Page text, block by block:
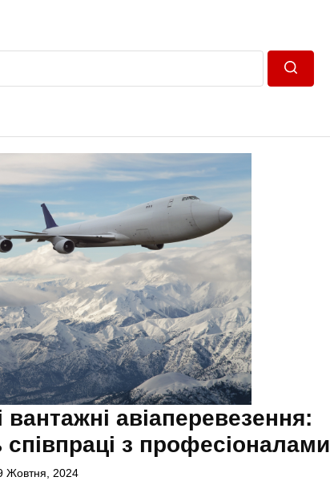
вантажні авіаперевезення:
співпраці з професіоналами
Жовтня, 2024